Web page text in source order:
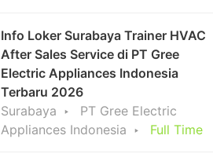
Info Loker Surabaya Trainer HVAC
After Sales Service di PT Gree
Electric Appliances Indonesia
Terbaru 2026
Surabaya
PT Gree Electric
Appliances Indonesia
Full Time